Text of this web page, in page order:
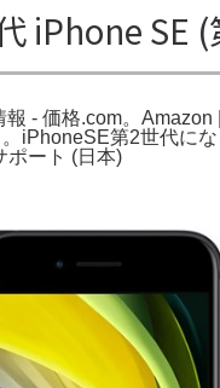
iPhone SE
- 価格.com。
iPhoneSE第2世代に
ポート (日本)